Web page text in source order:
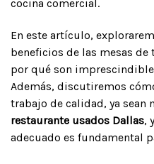
cocina comercial.
En este artículo,
beneficios de las mesas
por qué son
Además, discutiremos
trabajo de calidad, ya sean
restaurante usados Dallas,
adecuado es fundamental